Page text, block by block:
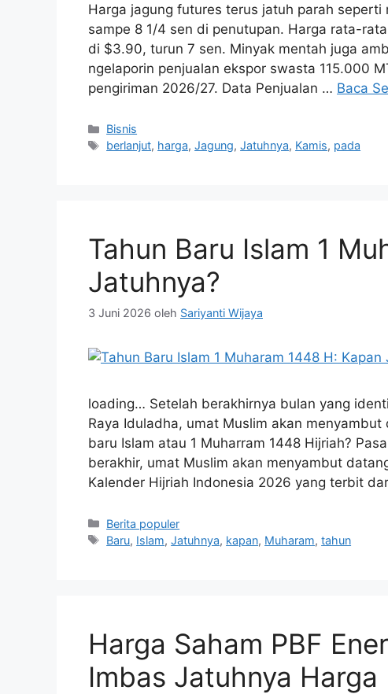
Harga jagung futures terus jatuh parah
sampe 8 1/4 sen di penutupan. Harga rata-
di $3.90, turun 7 sen. Minyak mentah juga
ngelaporin penjualan ekspor swasta 115.000
pengiriman 2026/27. Data Penjualan … Baca
Kategori
Bisnis
Tag
berlanjut, harga,Jagung,Jatuhnya, Kamis, pada
Tahun Baru Islam 1
Jatuhnya?
3 Juni 2026 oleh Sariyanti Wijaya
loading… Setelah berakhirnya bulan yang
Raya Iduladha, umat Muslim akan
baru Islam atau 1 Muharram 1448 Hijriah?
berakhir, umat Muslim akan menyambut
Kalender Hijriah Indonesia 2026 yang terbit
Kategori
Berita populer
Tag
Baru, Islam,Jatuhnya, kapan, Muharam,tahun
Harga Saham PBF
Imbas Jatuhnya Harga